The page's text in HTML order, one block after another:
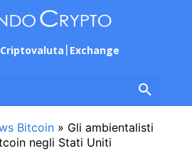
Criptovaluta Exchange
Bitcoin » Gli ambientalisti
negli Stati Uniti